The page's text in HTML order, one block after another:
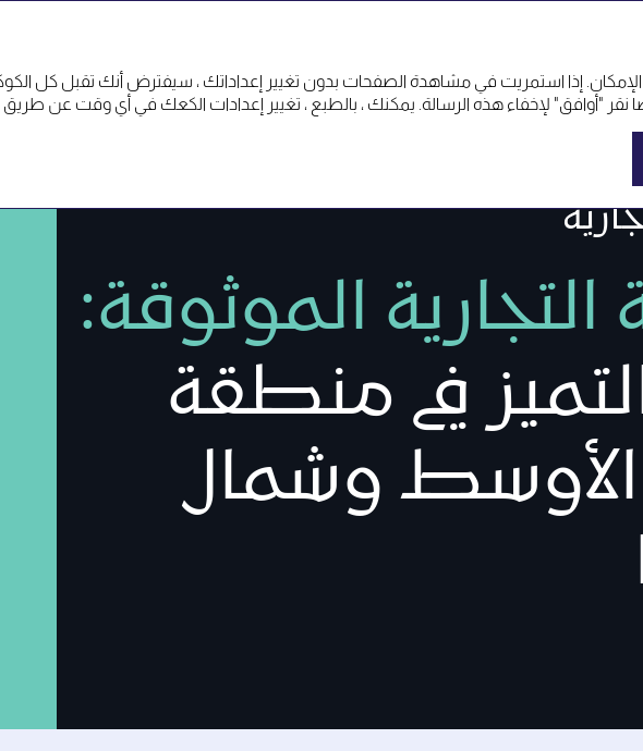
نبذة عن أعمالنا العمليات التجارية
التجارية الموثوقة:
في منطقة
الأوسط وشمال
إذا استمريت في مشاهدة الصفحات بدون تغيير إعداداتك ، سيفترض أنك تقبل كل